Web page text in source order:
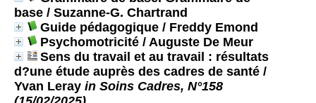
base / Suzanne-G. Chartrand
Guide pédagogique / Freddy Emond
Psychomotricité / Auguste De Meur
Sens du travail et au travail : résultats
d?une étude auprès des cadres de santé /
Yvan Leray in Soins Cadres, N°158